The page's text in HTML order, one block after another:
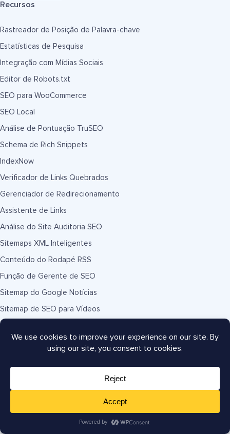
Recursos
Rastreador de Posição de Palavra-chave
Estatísticas de Pesquisa
Integração com Mídias Sociais
Editor de Robots.txt
SEO para WooCommerce
SEO Local
Análise de Pontuação TruSEO
Schema de Rich Snippets
IndexNow
Verificador de Links Quebrados
Gerenciador de Redirecionamento
Assistente de Links
Análise do Site Auditoria SEO
Sitemaps XML Inteligentes
Conteúdo do Rodapé RSS
Função de Gerente de SEO
Sitemap do Google Notícias
Sitemap de SEO para Vídeos
Google Search Console
Links Úteis
Hospedagem WordPress
Comece um Blog